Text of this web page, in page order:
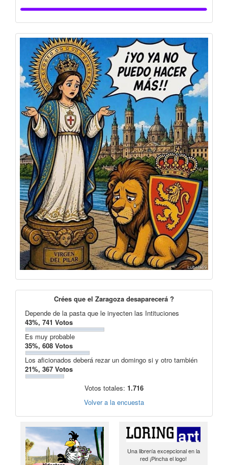
Crées que el Zaragoza desaparecerá ?
Depende de la pasta que le inyecten las Intituciones
43%, 741 Votos
Es muy probable
35%, 608 Votos
Los aficionados deberá rezar un domingo si y otro también
21%, 367 Votos
Votos totales: 1.716
Volver a la encuesta
Una librería excepcional en la
red ¡Pincha el logo!